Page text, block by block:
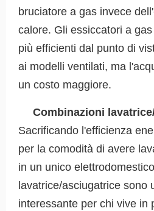
bruciatore a gas invece
calore. Gli essiccatori a
più efficienti dal punto di
ai modelli ventilati, ma
un costo maggiore.
Combinazioni
Sacrificando l'efficienza
per la comodità di avere
in un unico
lavatrice/asciugatrice sono
interessante per chi vive in